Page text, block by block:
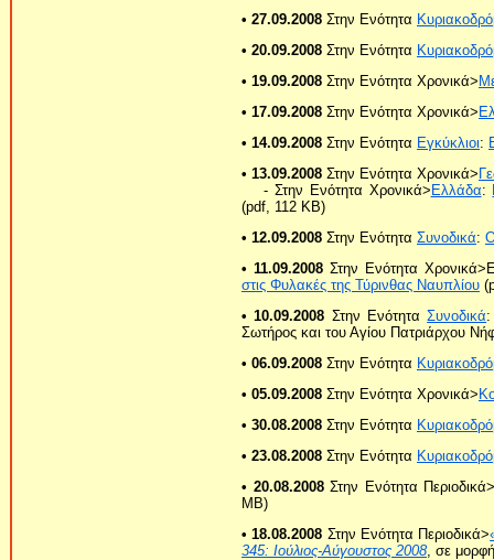
• 27.09.2008 Στην Ενότητα
• 20.09.2008 Στην Ενότητα
• 19.09.2008 Στην Ενότητα Χρονικά>
• 17.09.2008 Στην Ενότητα Χρονικά>
• 14.09.2008 Στην Ενότητα Εγκύκλιοι:
• 13.09.2008 Στην Ενότητα Χρονικά>
- Στην Ενότητα Χρονικά>Ελλάδα:
(pdf, 112 KB)
• 12.09.2008 Στην Ενότητα Συνοδικά:
• 11.09.2008 Στην Ενότητα
στις Φυλακές της Τύρινθας Ναυπλίου
• 10.09.2008 Στην ΕνότηταΣυνοδικά
Σωτήρος και του Αγίου Πατριάρχου
• 06.09.2008 Στην Ενότητα
• 05.09.2008 Στην Ενότητα Χρονικά>
• 30.08.2008 Στην Ενότητα
• 23.08.2008 Στην Ενότητα
• 20.08.2008Στην Ενότητα
MB)
• 18.08.2008 Στην Ενότητα Περιοδικά>
345: Ιούλιος-Αύγουστος 2008, σε